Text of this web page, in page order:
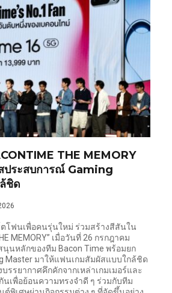
THE MEMORY
ประสบการณ์ Gaming
ชิด
โฟนเพื่อคนรุ่นใหม่ ร่วมสร้างสีสันใน
MEMORY” เมื่อวันที่ 26 กรกฎาคม
นหลักของทีม Bacon Time พร้อมยก
Master มาให้แฟนเกมสัมผัสแบบใกล้ชิด
รรยากาศคึกคักจากเหล่าเกมเมอร์และ
เพื่อย้อนความทรงจำดี ๆ ร่วมกับทีม